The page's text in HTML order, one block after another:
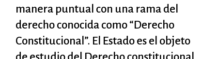
manera puntual con una rama del
derecho conocida como “Derecho
Constitucional”. El Estado es el objeto